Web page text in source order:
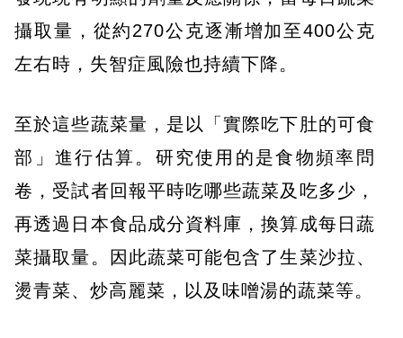
攝取量，從約270公克逐漸增加至400公克
左右時，失智症風險也持續下降。
至於這些蔬菜量，是以「實際吃下肚的可食
部」進行估算。研究使用的是食物頻率問
卷，受試者回報平時吃哪些蔬菜及吃多少，
再透過日本食品成分資料庫，換算成每日蔬
菜攝取量。因此蔬菜可能包含了生菜沙拉、
燙青菜、炒高麗菜，以及味噌湯的蔬菜等。